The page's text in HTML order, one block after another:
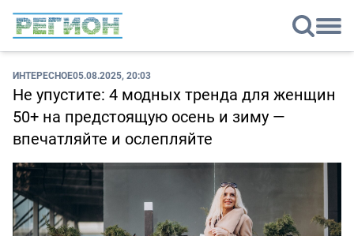
ИНТЕРЕСНОЕ05.08.2025, 20:03
Не упустите: 4 модных тренда для женщин
50+ на предстоящую осень и зиму —
впечатляйте и ослепляйте